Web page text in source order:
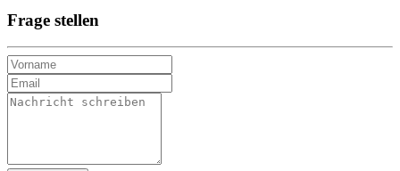
Frage stellen